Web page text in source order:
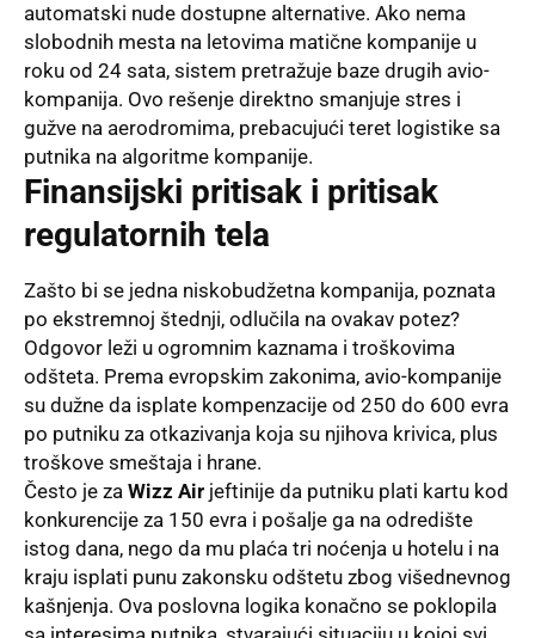
automatski nude dostupne alternative. Ako nema
slobodnih mesta na letovima matične kompanije u
roku od 24 sata, sistem pretražuje baze drugih avio-
kompanija. Ovo rešenje direktno smanjuje stres i
gužve na aerodromima, prebacujući teret logistike sa
putnika na algoritme kompanije.
Finansijski pritisak i pritisak
regulatornih tela
Zašto bi se jedna niskobudžetna kompanija, poznata
po ekstremnoj štednji, odlučila na ovakav potez?
Odgovor leži u ogromnim kaznama i troškovima
odšteta. Prema evropskim zakonima, avio-kompanije
su dužne da isplate kompenzacije od 250 do 600 evra
po putniku za otkazivanja koja su njihova krivica, plus
troškove smeštaja i hrane.
Često je za Wizz Air jeftinije da putniku plati kartu kod
konkurencije za 150 evra i pošalje ga na odredište
istog dana, nego da mu plaća tri noćenja u hotelu i na
kraju isplati punu zakonsku odštetu zbog višednevnog
kašnjenja. Ova poslovna logika konačno se poklopila